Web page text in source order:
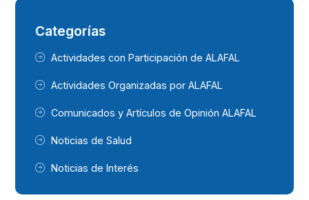
Categorías
Actividades con Participación de ALAFAL
Actividades Organizadas por ALAFAL
Comunicados y Artículos de Opinión ALAFAL
Noticias de Salud
Noticias de Interés